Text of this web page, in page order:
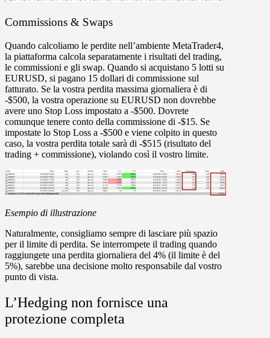
Commissions & Swaps
Quando calcoliamo le perdite nell’ambiente MetaTrader4,
la piattaforma calcola separatamente i risultati del trading,
le commissioni e gli swap. Quando si acquistano 5 lotti su
EURUSD, si pagano 15 dollari di commissione sul
fatturato. Se la vostra perdita massima giornaliera è di
-$500, la vostra operazione su EURUSD non dovrebbe
avere uno Stop Loss impostato a -$500. Dovrete
comunque tenere conto della commissione di -$15. Se
impostate lo Stop Loss a -$500 e viene colpito in questo
caso, la vostra perdita totale sarà di -$515 (risultato del
trading + commissione), violando così il vostro limite.
Esempio di illustrazione
Naturalmente, consigliamo sempre di lasciare più spazio
per il limite di perdita. Se interrompete il trading quando
raggiungete una perdita giornaliera del 4% (il limite è del
5%), sarebbe una decisione molto responsabile dal vostro
punto di vista.
L’Hedging non fornisce una
protezione completa